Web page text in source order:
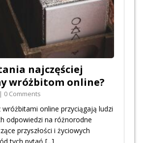
najczęściej
wróżbitom online?
0 Comments
wróżbitami online przyciągają ludzi
odpowiedzi na różnorodne
przyszłości i życiowych